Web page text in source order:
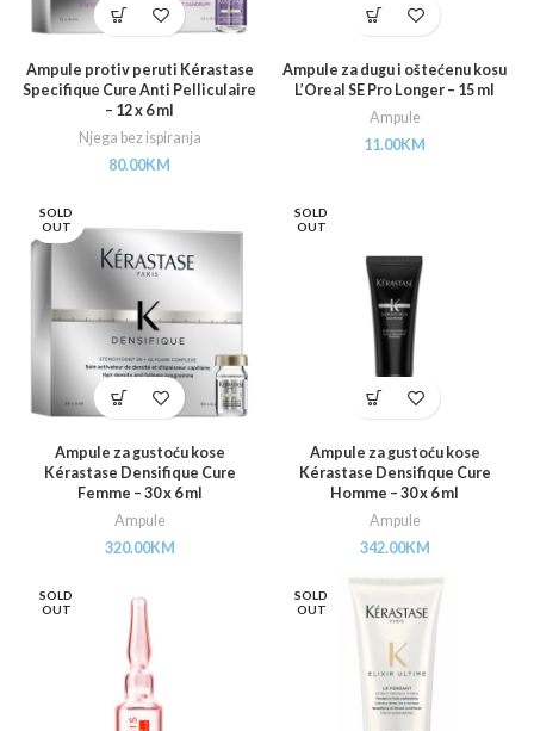
Ampule protiv peruti Kérastase
Specifique Cure Anti Pelliculaire
– 12 x 6 ml
Njega bez ispiranja
80.00KM
Ampule za dugu i oštećenu kosu
L’Oreal SE Pro Longer – 15 ml
Ampule
11.00KM
SOLD
OUT
Ampule za gustoću kose
Kérastase Densifique Cure
Femme – 30 x 6 ml
Ampule
320.00KM
SOLD
OUT
Ampule za gustoću kose
Kérastase Densifique Cure
Homme – 30 x 6 ml
Ampule
342.00KM
SOLD
OUT
SOLD
OUT